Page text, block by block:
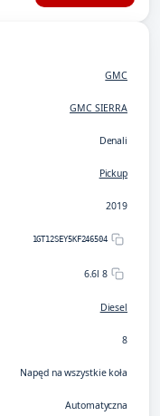
GMC
GMC SIERRA
Denali
Pickup
2019
1GT12SEY5KF246504
6.6l 8
Diesel
8
Napęd na wszystkie koła
Automatyczna